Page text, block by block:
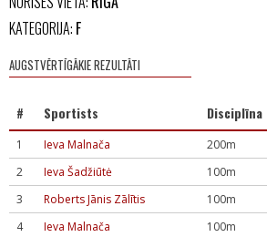
KATEGORIJA: F
AUGSTVĒRTĪGĀKIE REZULTĀTI
# Sportists Disciplīna
1 Ieva Malnača 200m
2
Ieva Šadžiūtė 100m
3
Roberts Jānis Zālītis 100m
4
Ieva Malnača 100m